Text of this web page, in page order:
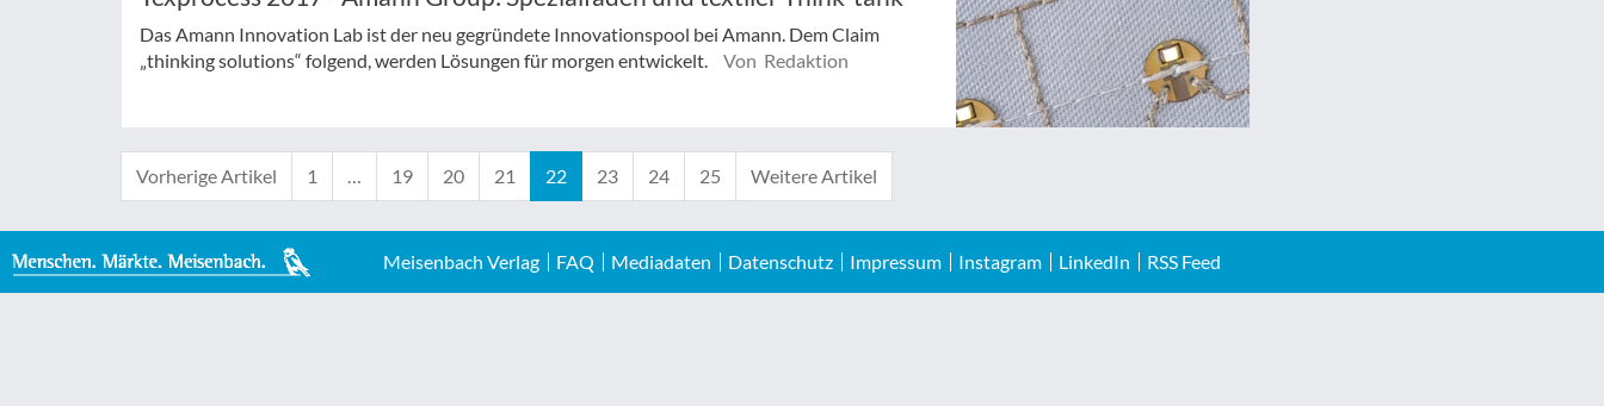
Das Amann Innovation Lab ist der neu gegründete Innovationspool bei Amann. Dem Claim
„thinking solutions“ folgend, werden Lösungen für morgen entwickelt.
Von Redaktion
Vorherige Artikel 1 19 20 21 22 23 24 25 Weitere Artikel
Meisenbach Verlag FAQ Mediadaten Datenschutz Impressum Instagram LinkedIn RSS Feed